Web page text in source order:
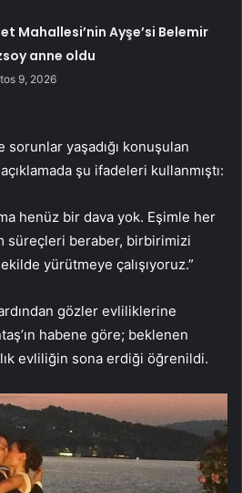
Mahallesi’nin Ayşe’si Belemir
anne oldu
9, 2026
yaşadığı konuşulan
şu ifadeleri kullanmıştı:
henüz bir dava yok. Eşimle her
süreçleri beraber, birbirimizi
yürütmeye çalışıyoruz.”
gözler evliliklerine
habene göre; beklenen
evliliğin sona erdiği öğrenildi.